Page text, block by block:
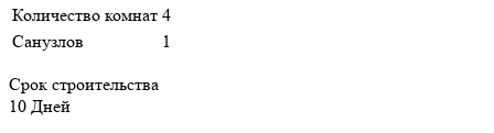
Количество комнат 4
Санузлов
1
Срок строительства
10 Дней